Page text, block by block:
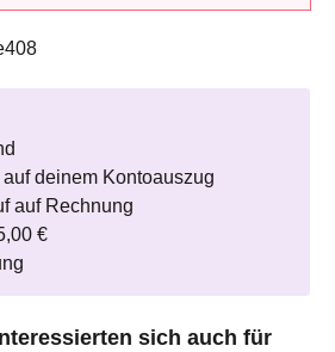
deinem Kontoauszug
auf Rechnung
€
sich auch für